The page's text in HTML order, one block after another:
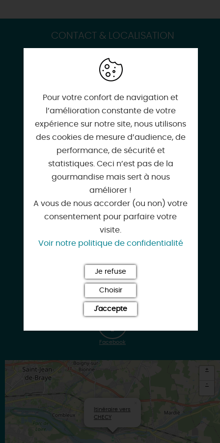
CONTACT & LOCALISATION
1 place du Cloître
45430 CHECY
02 38 86 84 93
06 62 33 44 08
restaurantleweekend@gmail.com
www.restaurant-leweekend.com
Facebook
Itinéraire vers
CHECY
+
-
Pour votre confort de navigation et
l’amélioration constante de votre
expérience sur notre site, nous utilisons
des cookies de mesure d’audience, de
performance, de sécurité et
statistiques. Ceci n’est pas de la
gourmandise mais sert à nous
améliorer !
A vous de nous accorder (ou non) votre
consentement pour parfaire votre
visite.
Voir notre politique de confidentialité
Je refuse
Choisir
J'accepte